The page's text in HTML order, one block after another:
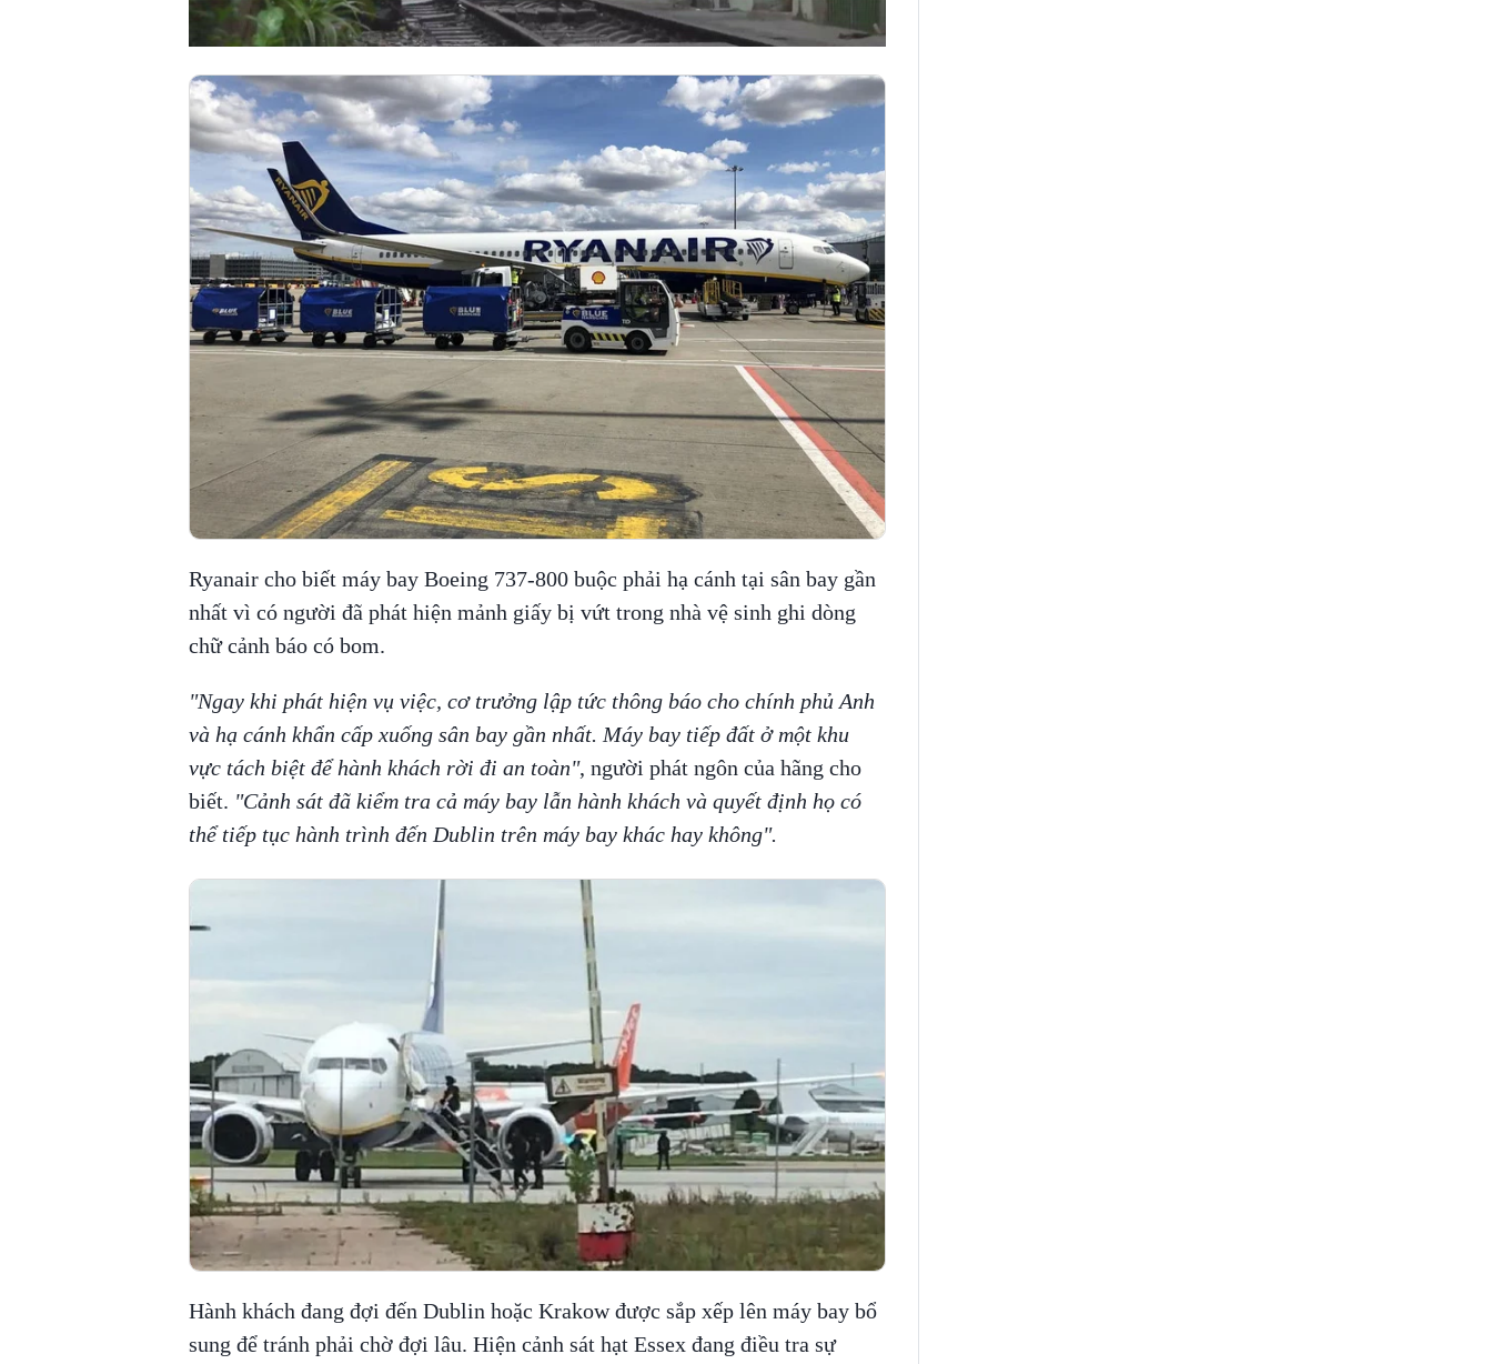
00:00/00:59 VIETNAM HLS
Ryanair cho biết máy bay Boeing 737-800 buộc phải hạ cánh tại sân bay gần
nhất vì có người đã phát hiện mảnh giấy bị vứt trong nhà vệ sinh ghi dòng
chữ cảnh báo có bom.
"Ngay khi phát hiện vụ việc, cơ trưởng lập tức thông báo cho chính phủ Anh
và hạ cánh khẩn cấp xuống sân bay gần nhất. Máy bay tiếp đất ở một khu
vực tách biệt để hành khách rời đi an toàn", người phát ngôn của hãng cho
biết. "Cảnh sát đã kiểm tra cả máy bay lẫn hành khách và quyết định họ có
thể tiếp tục hành trình đến Dublin trên máy bay khác hay không".
Hành khách đang đợi đến Dublin hoặc Krakow được sắp xếp lên máy bay bổ
sung để tránh phải chờ đợi lâu. Hiện cảnh sát hạt Essex đang điều tra sự